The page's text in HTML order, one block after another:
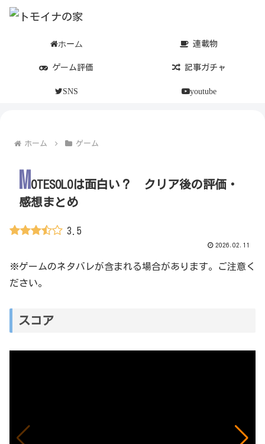
ホーム 連載物
ゲーム評価 記事ガチャ
SNS youtube
ホーム ゲーム
M OTESOLOは面白い？ クリア後の評価・
感想まとめ
3.5
2026.02.11
※ゲームのネタバレが含まれる場合があります。ご注意く
ださい。
スコア